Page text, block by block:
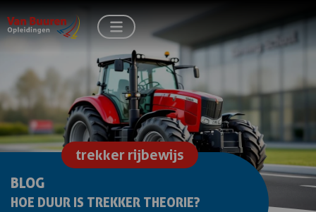
trekker rijbewijs
BLOG
HOE DUUR IS TREKKER THEORIE?